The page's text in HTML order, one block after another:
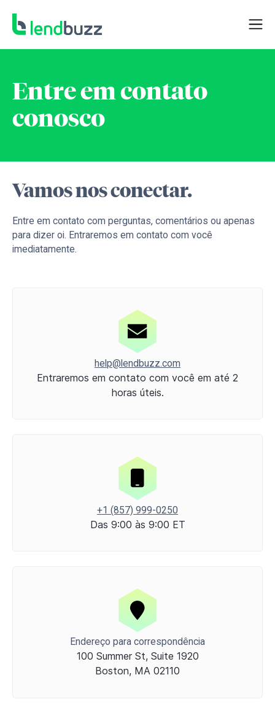
Entre em contato
conosco
Vamos nos conectar.
Entre em contato com perguntas, comentários ou apenas
para dizer oi. Entraremos em contato com você
imediatamente.
help@lendbuzz.com
Entraremos em contato com você em até 2
horas úteis.
+1 (857) 999-0250
Das 9:00 às 9:00 ET
Endereço para correspondência
100 Summer St, Suite 1920
Boston, MA 02110